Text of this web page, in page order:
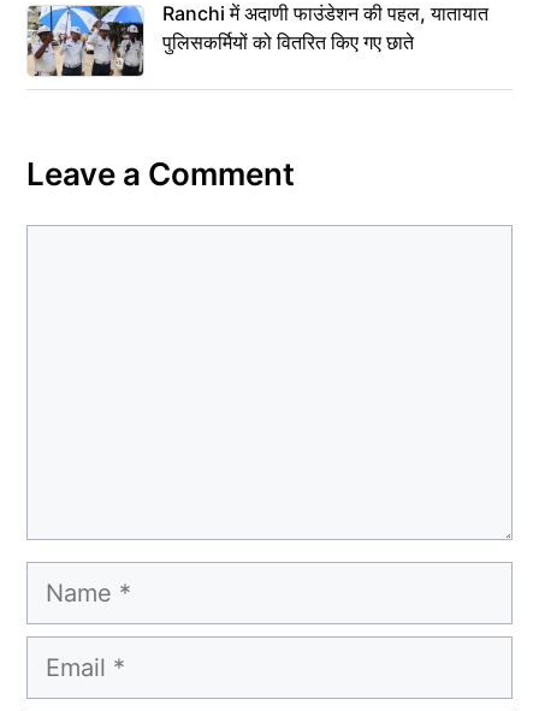
Ranchi में अदाणी फाउंडेशन की पहल, यातायात
पुलिसकर्मियों को वितरित किए गए छाते
Leave a Comment
Name
Email